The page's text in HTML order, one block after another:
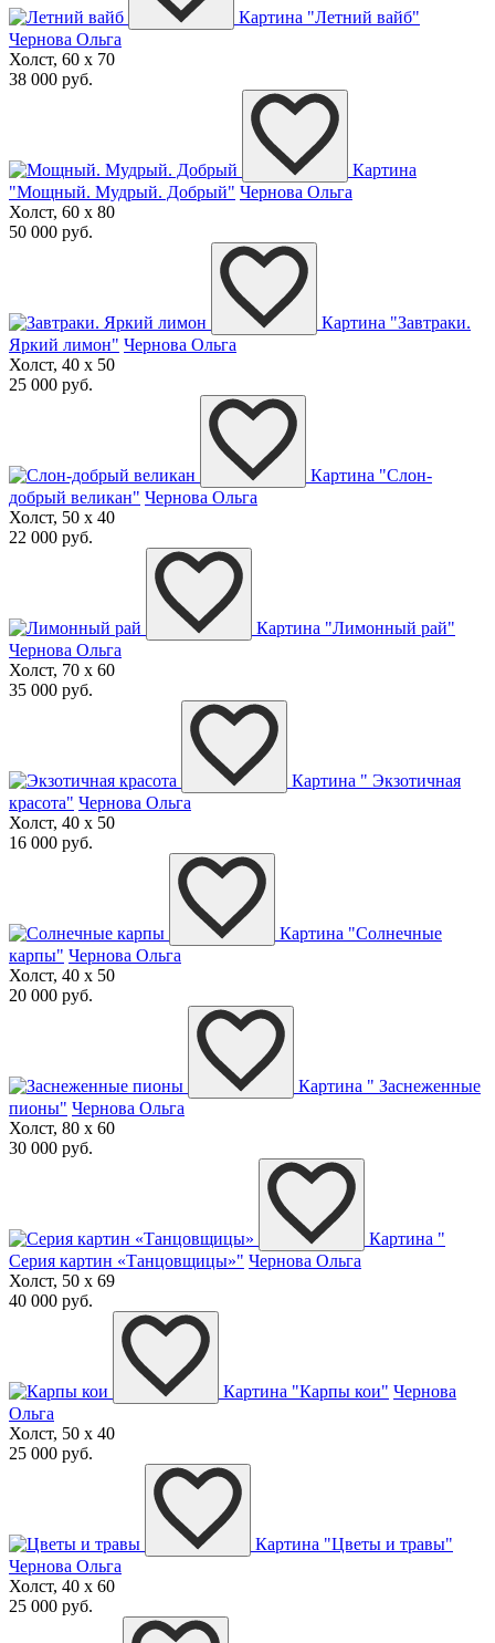
Картина "Летний вайб"
Чернова Ольга
Холст, 60 x 70
38 000 руб.
Картина
"Мощный. Мудрый. Добрый" Чернова Ольга
Холст, 60 x 80
50 000 руб.
Картина "Завтраки.
Яркий лимон" Чернова Ольга
Холст, 40 x 50
25 000 руб.
Картина "Слон-
добрый великан" Чернова Ольга
Холст, 50 x 40
22 000 руб.
Картина "Лимонный рай"
Чернова Ольга
Холст, 70 x 60
35 000 руб.
Картина " Экзотичная
красота" Чернова Ольга
Холст, 40 x 50
16 000 руб.
Картина "Солнечные
карпы" Чернова Ольга
Холст, 40 x 50
20 000 руб.
Картина " Заснеженные
пионы" Чернова Ольга
Холст, 80 x 60
30 000 руб.
Картина "
Серия картин «Танцовщицы»" Чернова Ольга
Холст, 50 x 69
40 000 руб.
Картина "Карпы кои" Чернова
Ольга
Холст, 50 x 40
25 000 руб.
Картина "Цветы и травы"
Чернова Ольга
Холст, 40 x 60
25 000 руб.